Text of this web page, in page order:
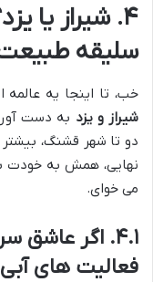
۴. شیراز یا
سلیقه
خب، تا اینجا یه عالمه
شیراز و یزد به دست
دو تا شهر قشنگ،
نهایی، همش به خودت
می خوای.
۴.۱. اگر
فعالیت های